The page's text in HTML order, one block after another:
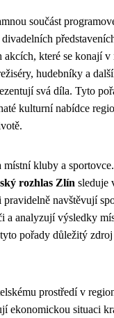
součást
které se konají v
hudebníky a
svá díla. Tyto
kulturní nabídce
místní kluby a
rozhlas Zlín sleduje
navštěvují
a analyzují výsledky
pořady důležitý
prostředí v
ekonomickou situaci